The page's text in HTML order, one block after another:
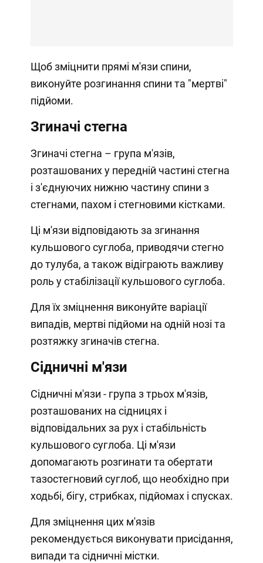
Щоб зміцнити прямі м'язи спини,
виконуйте розгинання спини та "мертві"
підйоми.
Згиначі стегна
Згиначі стегна – група м'язів,
розташованих у передній частині стегна
і з'єднуючих нижню частину спини з
стегнами, пахом і стегновими кістками.
Ці м'язи відповідають за згинання
кульшового суглоба, приводячи стегно
до тулуба, а також відіграють важливу
роль у стабілізації кульшового суглоба.
Для їх зміцнення виконуйте варіації
випадів, мертві підйоми на одній нозі та
розтяжку згиначів стегна.
Сідничні м'язи
Сідничні м'язи - група з трьох м'язів,
розташованих на сідницях і
відповідальних за рух і стабільність
кульшового суглоба. Ці м'язи
допомагають розгинати та обертати
тазостегновий суглоб, що необхідно при
ходьбі, бігу, стрибках, підйомах і спусках.
Для зміцнення цих м'язів
рекомендується виконувати присідання,
випади та сідничні містки.